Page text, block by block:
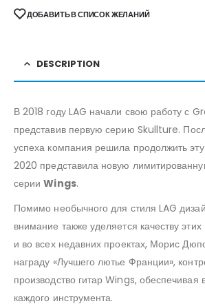
ДОБАВИТЬ В СПИСОК ЖЕЛАНИЙ
DESCRIPTION
В 2018 году LAG начали свою работу с
представив первую серию Skullture.
успеха компания решила продолжить
2020 представила новую
серииWings.
Помимо необычного для стиля LAG
внимание также уделяется качеству
и во всех недавних проектах, Морис
награду «Лучшего лютье Франции»,
производство гитар Wings, обеспечивая
каждого инструмента.